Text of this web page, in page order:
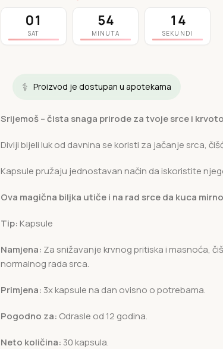
01
SAT
54
MINUTA
13
SEKUNDI
⚕️ Proizvod je dostupan u apotekama
Srijemoš – čista snaga prirode za tvoje srce i
Divlji bijeli luk od davnina se koristi za jačanje srca,
Kapsule pružaju jednostavan način da iskoristite
Ova magična biljka utiče i na rad srce da kuca
Tip: Kapsule
Namjena: Za snižavanje krvnog pritiska i masnoća,
normalnog rada srca.
Primjena: 3x kapsule na dan ovisno o potrebama.
Pogodno za: Odrasle od 12 godina.
Neto količina: 30 kapsula.